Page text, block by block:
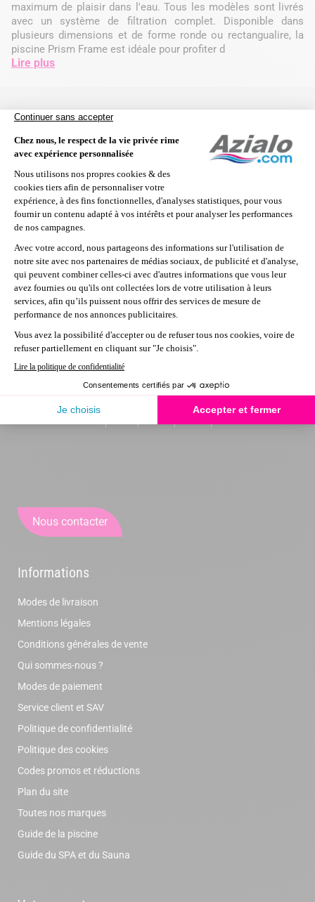
maximum de plaisir dans l'eau. Tous les modèles sont livrés
avec un système de filtration complet. Disponible dans
plusieurs dimensions et de forme ronde ou rectangualire, la
piscine Prism Frame est idéale pour profiter d
Lire plus
Nous contacter
Informations
Modes de livraison
Mentions légales
Conditions générales de vente
Qui sommes-nous ?
Modes de paiement
Service client et SAV
Politique de confidentialité
Politique des cookies
Codes promos et réductions
Plan du site
Toutes nos marques
Guide de la piscine
Guide du SPA et du Sauna